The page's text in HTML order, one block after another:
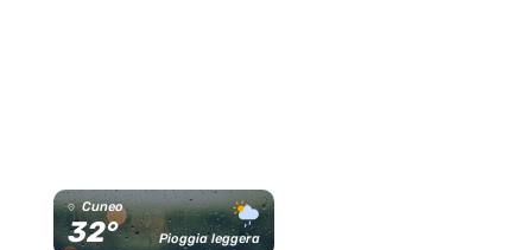
Cuneo
32° Pioggia leggera